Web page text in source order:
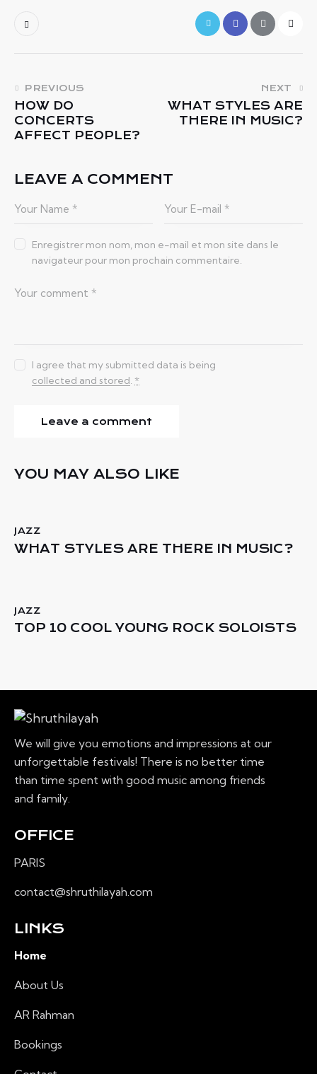
PREVIOUS
HOW DO
CONCERTS
AFFECT PEOPLE?
NEXT
WHAT STYLES ARE
THERE IN MUSIC?
LEAVE A COMMENT
Enregistrer mon nom, mon e-mail et mon site dans le
navigateur pour mon prochain commentaire.
I agree that my submitted data is being
collected and stored.*
YOU MAY ALSO LIKE
JAZZ
WHAT STYLES ARE THERE IN MUSIC?
JAZZ
TOP 10 COOL YOUNG ROCK SOLOISTS
We will give you emotions and impressions at our
unforgettable festivals! There is no better time
than time spent with good music among friends
and family.
OFFICE
PARIS
contact@shruthilayah.com
LINKS
Home
About Us
AR Rahman
Bookings